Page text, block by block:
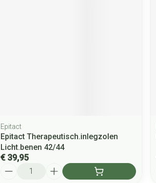
Epitact
Epitact Therapeutisch.inlegzolen
Licht.benen 42/44
€ 39,95